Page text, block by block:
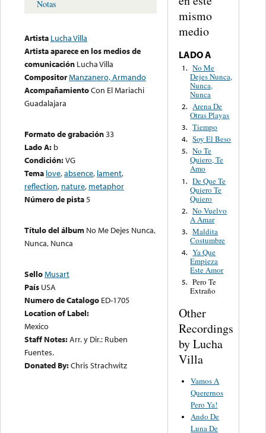
Notas
Artista Lucha Villa
Artista aparece en los medios de
comunicación Lucha Villa
CompositorManzanero, Armando
AcompañamientoCon El Mariachi
Guadalajara
Formato de grabación33
Lado A: b
Condición:VG
Tema love,absence, lament,
reflection, nature, metaphor
Número de pista5
Título del álbum No Me Dejes Nunca,
Nunca, Nunca
SelloMusart
País USA
Numero de Catalogo ED-1705
Location of Label:
Mexico
Staff Notes:Arr. y Dir.: Ruben
Fuentes.
Donated By:Chris Strachwitz
mismo
medio
LADO A
1. No Me
Dejes Nunca,
Nunca,
Nunca
2. Arena De
Otras Playas
3. Tiempo
4. Soy El Beso
5. No Te
Quiero, Te
Amo
1. De Que Te
Quiero Te
Quiero
2. No Vuelvo
A Amar
3. Maldita
Costumbre
4. Ya Que
Empieza
Este Amor
5. Pero Te
Extraño
Other
Recordings
by Lucha
Villa
Vamos A
Querernos
Pero Ya!
Ando De
Luna De